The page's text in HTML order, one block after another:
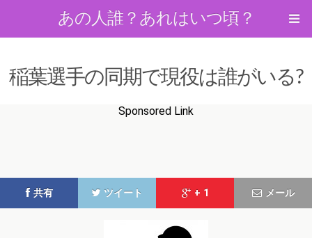
あの人誰？あれはいつ頃？
稲葉選手の同期で現役は誰がいる?
Sponsored Link
共有 ツイート + 1 メール